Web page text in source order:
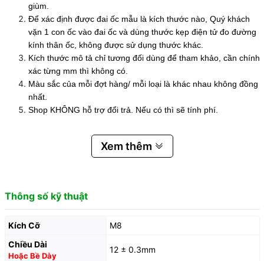
giùm.
Để xác định được đai ốc mẫu là kích thước nào, Quý khách
vặn 1 con ốc vào đai ốc và dùng thước kẹp điện tử đo đường
kính thân ốc, không được sử dụng thước khác.
Kích thước mô tả chỉ tương đối dùng để tham khảo, cần chính
xác từng mm thì không có.
Màu sắc của mỗi đợt hàng/ mỗi loại là khác nhau không đồng
nhất.
Shop KHÔNG hỗ trợ đổi trả. Nếu có thì sẽ tính phí.
Xem thêm
Thông số kỹ thuật
Kích Cỡ
M8
Chiều Dài
Hoặc Bề Dày
12 ± 0.3mm